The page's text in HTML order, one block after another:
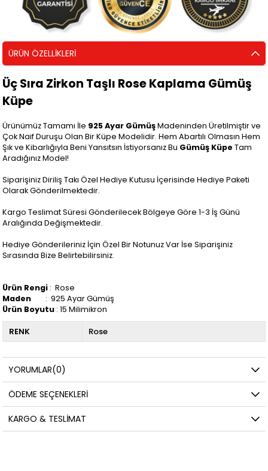
ÜRÜN ÖZELLIKLERI
Üç Sıra Zirkon Taşlı Rose Kaplama Gümüş
Küpe
Ürünümüz Tamamı İle 925 Ayar GümüşMadeninden Üretilmiştir ve
Çok Naif Duruşu Olan Bir Küpe Modelidir. Hem Abartılı Olmasın Hem
Şık ve Kibarlığıyla Beni Yansıtsın İstiyorsanız Bu Gümüş Küpe Tam
Aradığınız Model!
SiparişinizDiriliş Takı Özel Hediye Kutusu İçerisinde Hediye Paketi
Olarak Gönderilmektedir.
Kargo Teslimat Süresi Gönderilecek Bölgeye Göre 1-3 İş Günü
Aralığında Değişmektedir.
Hediye Gönderileriniz İçin Özel Bir Notunuz Var İse Siparişiniz
Sırasında Bize Belirtebilirsiniz.
Ürün Rengi : Rose
Maden : 925 Ayar Gümüş
Ürün Boyutu : 15 Milimikron
RENK Rose
YORUMLAR(0)
ÖDEME SEÇENEKLERI
KARGO & TESLIMAT